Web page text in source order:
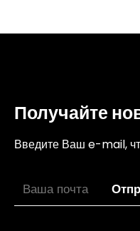
Получайте
Введите Ваш e-mail,